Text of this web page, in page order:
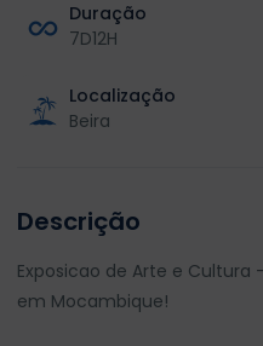
Duração
7D12H
Localização
Beira
Descrição
Exposicao de Arte e
em Mocambique!